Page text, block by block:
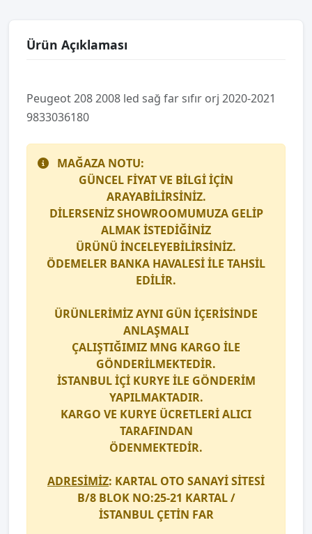
Ürün Açıklaması
Peugeot 208 2008 led sağ far sıfır orj 2020-2021
9833036180
MAĞAZA NOTU:
GÜNCEL FİYAT VE BİLGİ İÇİN
ARAYABİLİRSİNİZ.
DİLERSENİZ SHOWROOMUMUZA GELİP
ALMAK İSTEDİĞİNİZ
ÜRÜNÜ İNCELEYEBİLİRSİNİZ.
ÖDEMELER BANKA HAVALESİ İLE TAHSİL
EDİLİR.
ÜRÜNLERİMİZ AYNI GÜN İÇERİSİNDE
ANLAŞMALI
ÇALIŞTIĞIMIZ MNG KARGO İLE
GÖNDERİLMEKTEDİR.
İSTANBUL İÇİ KURYE İLE GÖNDERİM
YAPILMAKTADIR.
KARGO VE KURYE ÜCRETLERİ ALICI
TARAFINDAN
ÖDENMEKTEDİR.
ADRESİMİZ: KARTAL OTO SANAYİ SİTESİ
B/8 BLOK NO:25-21 KARTAL /
İSTANBUL ÇETİN FAR